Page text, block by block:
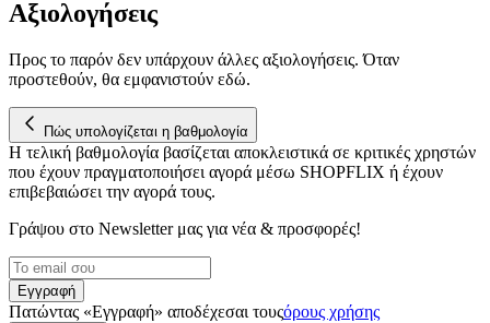
Αξιολογήσεις
Προς το παρόν δεν υπάρχουν άλλες αξιολογήσεις. Όταν
προστεθούν, θα εμφανιστούν εδώ.
Πώς υπολογίζεται η βαθμολογία
Η τελική βαθμολογία βασίζεται αποκλειστικά σε κριτικές χρηστών
που έχουν πραγματοποιήσει αγορά μέσω SHOPFLIX ή έχουν
επιβεβαιώσει την αγορά τους.
Γράψου στο Νewsletter μας για νέα & προσφορές!
Εγγραφή
Πατώντας «Εγγραφή» αποδέχεσαι τουςόρους χρήσης